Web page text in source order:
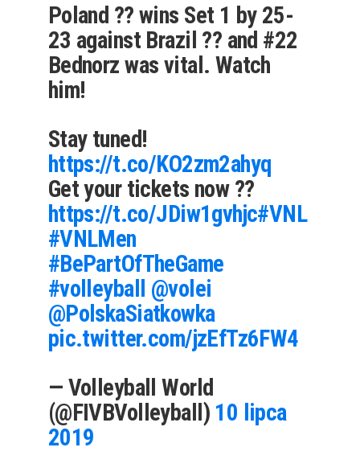
Poland ?? wins Set 1 by 25-
23 against Brazil ?? and #22
Bednorz was vital. Watch
him!
Stay tuned!
https://t.co/KO2zm2ahyq
Get your tickets now ??
https://t.co/JDiw1gvhjc#VNL
#VNLMen
#BePartOfTheGame
#volleyball @volei
@PolskaSiatkowka
pic.twitter.com/jzEfTz6FW4
— Volleyball World
(@FIVBVolleyball) 10 lipca
2019